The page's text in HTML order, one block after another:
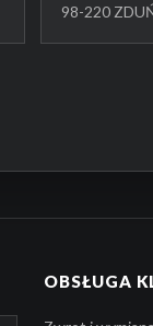
98-220
OBSŁUGA